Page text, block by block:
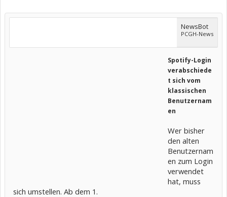
NewsBot
PCGH-News
Spotify-Login
verabschiede
t sich vom
klassischen
Benutzernam
en
Wer bisher
den alten
Benutzernam
en zum Login
verwendet
hat, muss
sich umstellen. Ab dem 1.